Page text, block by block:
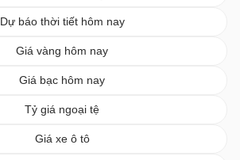
Dự báo thời tiết hôm nay
Giá vàng hôm nay
Giá bạc hôm nay
Tỷ giá ngoại tệ
Giá xe ô tô